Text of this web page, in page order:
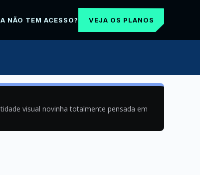
NÃO TEM ACESSO? VEJA OS PLANOS
visual novinha totalmente pensada em